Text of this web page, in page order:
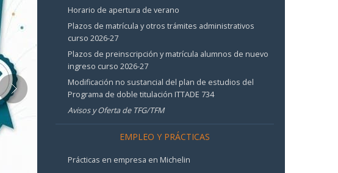
Horario de apertura de verano
Plazos de matrícula y otros trámites administrativos
curso 2026-27
Plazos de preinscripción y matrícula alumnos de nuevo
ingreso curso 2026-27
Modificación no sustancial del plan de estudios del
Programa de doble titulación ITTADE 734
Avisos y Oferta de TFG/TFM
EMPLEO Y PRÁCTICAS
Prácticas en empresa en Michelin